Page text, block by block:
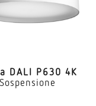
DALI P630 4K
Sospensione